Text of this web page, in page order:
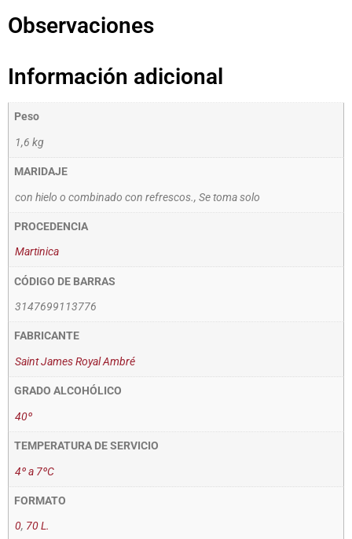
Observaciones
Información adicional
Peso
1,6 kg
MARIDAJE
con hielo o combinado con refrescos., Se toma solo
PROCEDENCIA
Martinica
CÓDIGO DE BARRAS
3147699113776
FABRICANTE
Saint James Royal Ambré
GRADO ALCOHÓLICO
40º
TEMPERATURA DE SERVICIO
4º a 7ºC
FORMATO
0, 70 L.